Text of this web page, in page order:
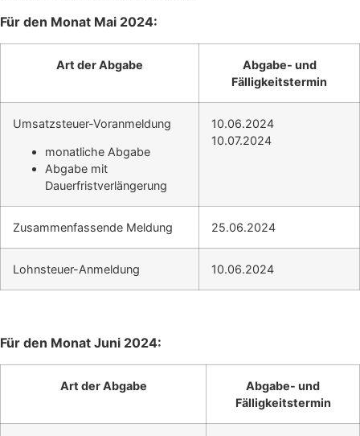
Für den Monat Mai 2024:
Art der Abgabe
Abgabe- und
Fälligkeitstermin
Umsatzsteuer-Voranmeldung
monatliche Abgabe
Abgabe mit
Dauerfristverlängerung
10.06.2024
10.07.2024
Zusammenfassende Meldung 25.06.2024
Lohnsteuer-Anmeldung 10.06.2024
Für den Monat Juni 2024:
Art der Abgabe
Abgabe- und
Fälligkeitstermin